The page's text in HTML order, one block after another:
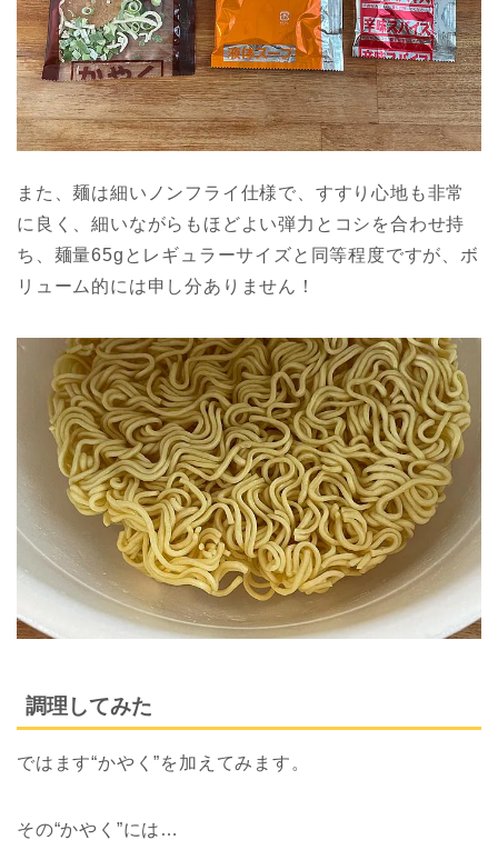
また、麺は細いノンフライ仕様で、すすり心地も非常
に良く、細いながらもほどよい弾力とコシを合わせ持
ち、麺量65gとレギュラーサイズと同等程度ですが、ボ
リューム的には申し分ありません！
調理してみた
ではます“かやく”を加えてみます。
その“かやく”には…